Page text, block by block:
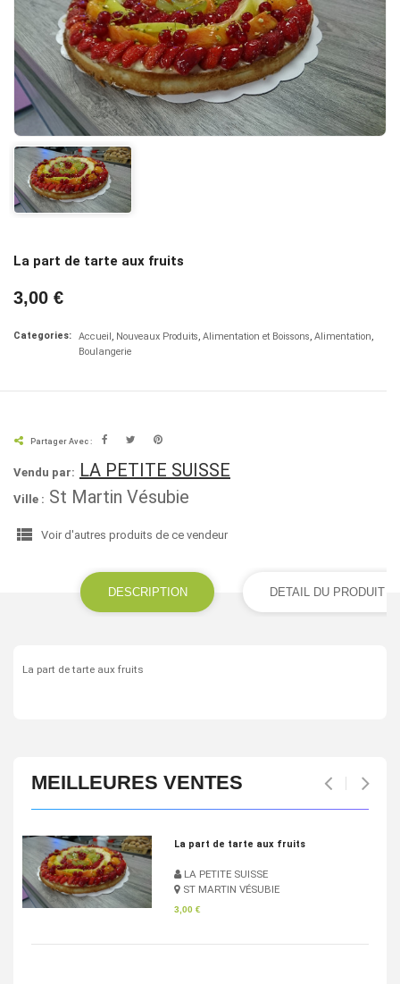
La part de tarte aux fruits
3,00 €
Categories: Accueil Nouveaux Produits Alimentation et Boissons Alimentation
Boulangerie
Partager Avec :
Vendu par: LA PETITE SUISSE
Ville : St Martin Vésubie
view_list
Voir d'autres produits de ce vendeur
DESCRIPTION DETAIL DU PRODUIT
La part de tarte aux fruits
MEILLEURES VENTES
Pan Bagnat
LA PETITE SUISSE
ST MARTIN VÉSUBIE
4,83 €